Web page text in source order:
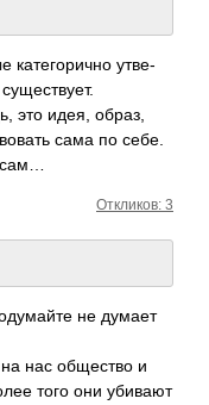
кате­гори­чно утве­
это идея, образ,
сама по себе.
Откликов: 3
не думает
нас обще­ство и
того они убивают